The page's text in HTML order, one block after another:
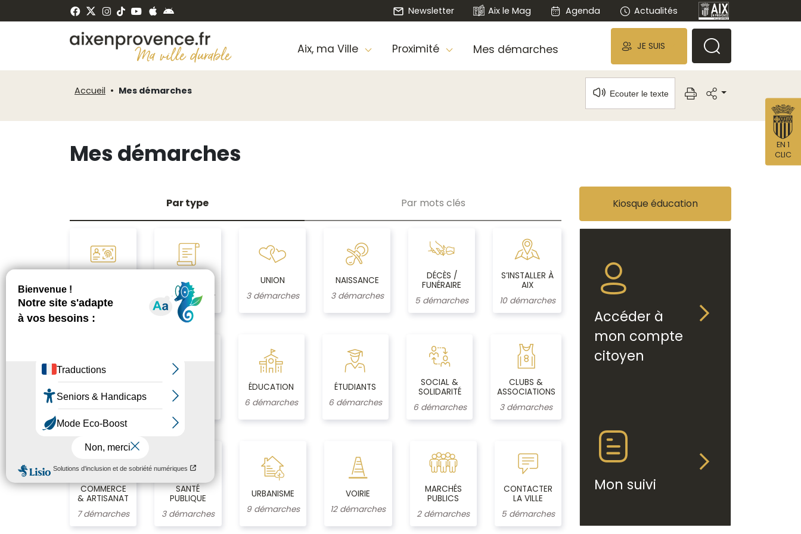
Newsletter Aix le Mag Agenda Actualités
Aix, ma Ville Proximité Mes démarches JE SUIS
Accueil Mes démarches Ecouter le texte
Mes démarches
Par type Par mots clés Kiosque éducation
3 démarches
ÉTAT CIVIL
6 démarches
UNION
3 démarches
NAISSANCE
3 démarches
DÉCÈS /
FUNÉRAIRE
5 démarches
S’INSTALLER À
AIX
10 démarches
SE DÉPLACER
CITOYENNES
ÉDUCATION
6 démarches
ÉTUDIANTS
6 démarches
SOCIAL &
SOLIDARITÉ
6 démarches
CLUBS &
ASSOCIATIONS
3 démarches
COMMERCE
& ARTISANAT
7 démarches
SANTÉ
PUBLIQUE
3 démarches
URBANISME
9 démarches
VOIRIE
12 démarches
MARCHÉS
PUBLICS
2 démarches
CONTACTER
LA VILLE
5 démarches
Accéder à
mon compte
citoyen
Mon suivi
EN 1
CLIC
de
Panneau de gestion des cookies